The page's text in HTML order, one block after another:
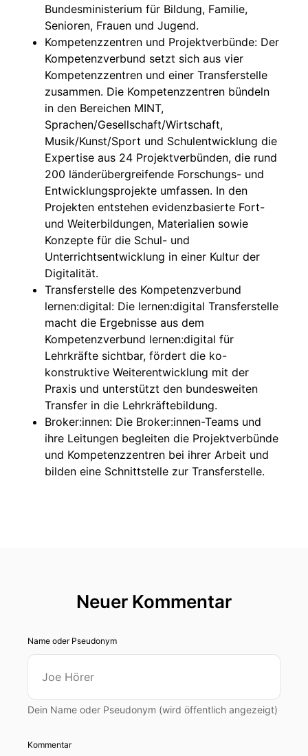
Bundesministerium für Bildung, Familie,
Senioren, Frauen und Jugend.
Kompetenzzentren und Projektverbünde: Der
Kompetenzverbund setzt sich aus vier
Kompetenzzentren und einer Transferstelle
zusammen. Die Kompetenzzentren bündeln
in den Bereichen MINT,
Sprachen/Gesellschaft/Wirtschaft,
Musik/Kunst/Sport und Schulentwicklung die
Expertise aus 24 Projektverbünden, die rund
200 länderübergreifende Forschungs- und
Entwicklungsprojekte umfassen. In den
Projekten entstehen evidenzbasierte Fort-
und Weiterbildungen, Materialien sowie
Konzepte für die Schul- und
Unterrichtsentwicklung in einer Kultur der
Digitalität.
Transferstelle des Kompetenzverbund
lernen:digital: Die lernen:digital Transferstelle
macht die Ergebnisse aus dem
Kompetenzverbund lernen:digital für
Lehrkräfte sichtbar, fördert die ko-
konstruktive Weiterentwicklung mit der
Praxis und unterstützt den bundesweiten
Transfer in die Lehrkräftebildung.
Broker:innen: Die Broker:innen-Teams und
ihre Leitungen begleiten die Projektverbünde
und Kompetenzzentren bei ihrer Arbeit und
bilden eine Schnittstelle zur Transferstelle.
Neuer Kommentar
Name oder Pseudonym
Dein Name oder Pseudonym (wird öffentlich angezeigt)
Kommentar